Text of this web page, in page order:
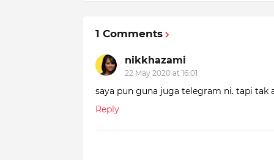
1 Comments
nikkhazami
22 May 2020 at 16:01
saya pun guna juga telegram ni. tapi tak
Reply